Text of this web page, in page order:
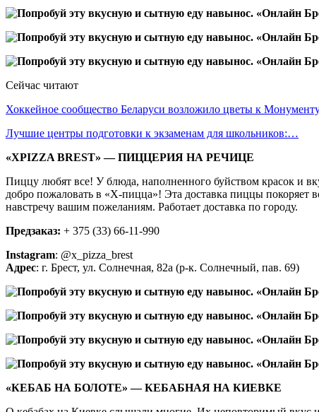
Сейчас читают
Хоккейное сообщество Беларуси возложило цветы к
Лучшие центры подготовки к экзаменам для школьников:…
«XPIZZA BREST» — ПИЦЦЕРИЯ НА РЕЧИЦЕ
Пиццу любят все! У блюда, наполненного буйством красок и
добро пожаловать в «X-пицца»! Эта доставка пиццы покоряет
навстречу вашим пожеланиям. Работает доставка по городу.
Предзаказ: + 375 (33) 66-11-990
Instagram: @x_pizza_brest
Адрес: г. Брест, ул. Солнечная, 82а (р-к. Солнечный, пав. 69)
«КЕБАБ НА БОЛОТЕ» — КЕБАБНАЯ НА КИЕВКЕ